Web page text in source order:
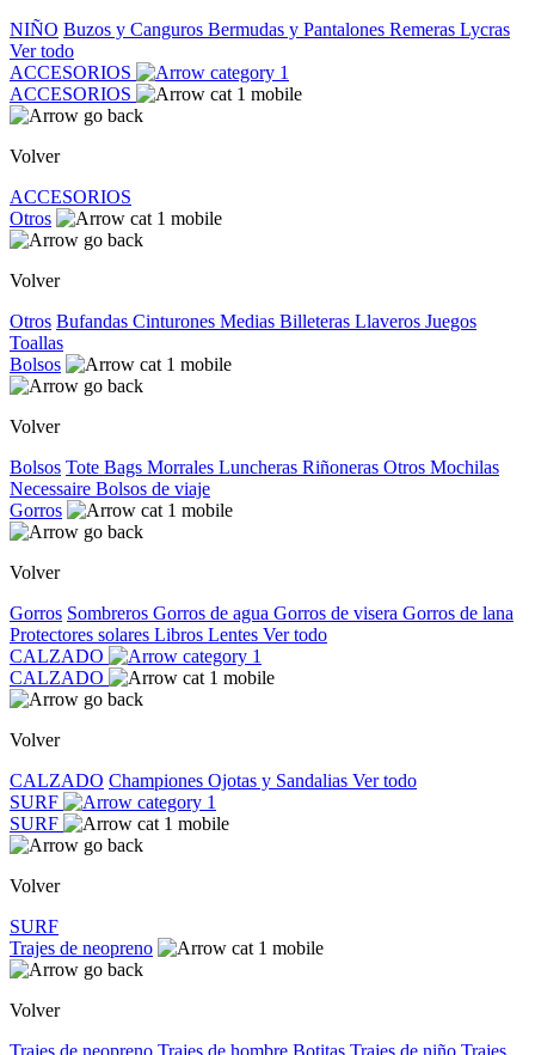
NIÑO Buzos y Canguros Bermudas y Pantalones Remeras Lycras
Ver todo
ACCESORIOS
ACCESORIOS
Volver
ACCESORIOS
Otros
Volver
Otros Bufandas Cinturones Medias Billeteras Llaveros Juegos
Toallas
Bolsos
Volver
Bolsos Tote Bags Morrales Luncheras Riñoneras Otros Mochilas
Necessaire Bolsos de viaje
Gorros
Volver
Gorros Sombreros Gorros de agua Gorros de visera Gorros de lana
Protectores solares Libros Lentes Ver todo
CALZADO
CALZADO
Volver
CALZADO Championes Ojotas y Sandalias Ver todo
SURF
SURF
Volver
SURF
Trajes de neopreno
Volver
Trajes de neopreno Trajes de hombre Botitas Trajes de niño Trajes